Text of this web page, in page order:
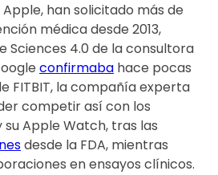
han solicitado más de
médica desde 2013,
Sciences 4.0 de la consultora
confirmaba hace pocas
FITBIT, la compañía experta
competir así con los
Apple Watch, tras las
desde la FDA, mientras
en ensayos clínicos.